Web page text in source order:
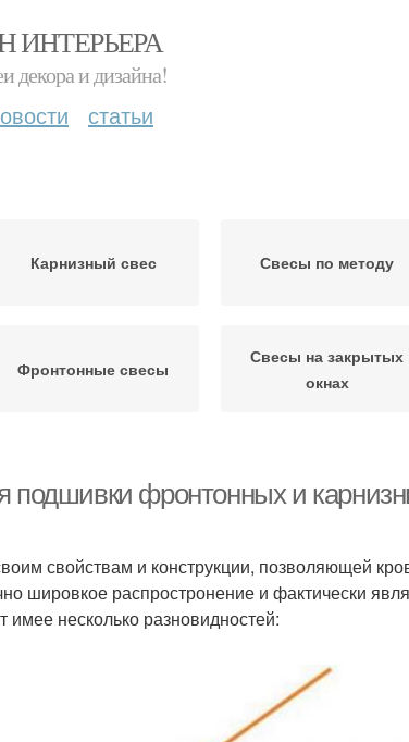
ИНТЕРЬЕРА
декора и дизайна!
статьи
Карнизный свес Свесы по методу
Фронтонные свесы
Свесы на закрытых
окнах
фронтонных и
свойствам и конструкции, позволяющей
шировкое распростронение и фактически
несколько разновидностей: